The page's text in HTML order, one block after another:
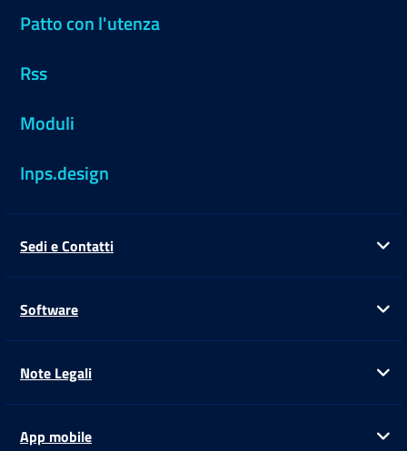
Patto con l'utenza
Rss
Moduli
Inps.design
Sedi e Contatti
Software
Note Legali
App mobile